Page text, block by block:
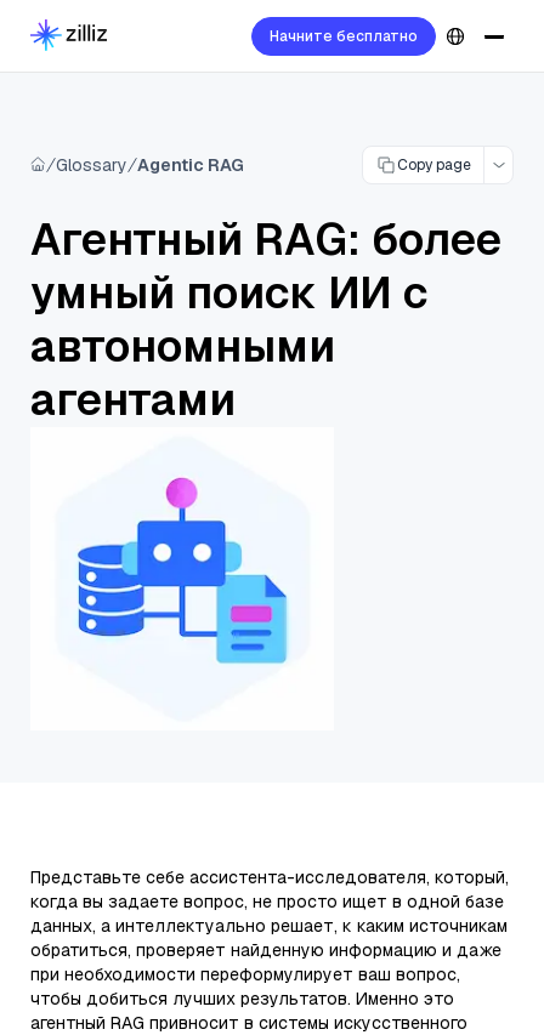
Начните бесплатно
Glossary Agentic RAG Copy page
Агентный RAG: более
умный поиск ИИ с
автономными
агентами
Представьте себе ассистента-исследователя, который,
когда вы задаете вопрос, не просто ищет в одной базе
данных, а интеллектуально решает, к каким источникам
обратиться, проверяет найденную информацию и даже
при необходимости переформулирует ваш вопрос,
чтобы добиться лучших результатов. Именно это
агентный RAG привносит в системы искусственного